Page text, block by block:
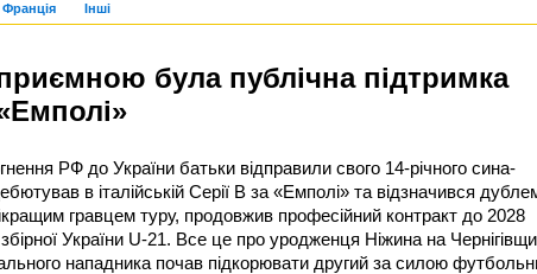
Франція Інші
була публічна підтримка
РФ до України батьки відправили свого 14-річного сина-
в італійській Серії В за «Емполі» та відзначився
гравцем туру, продовжив професійний контракт до 2028
України U-21. Все це про уродженця Ніжина на
нападника почав підкорювати другий за силою